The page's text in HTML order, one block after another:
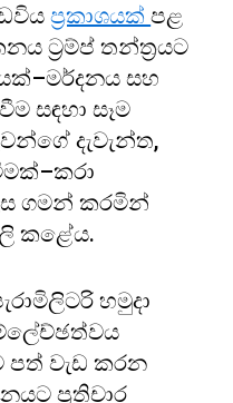
ප්‍රකාශයක්පළ
ට්‍රම්ප් තන්ත්‍රයට
සහ
සඳහා සෑම
දැවැන්ත,
ගමන් කරමින්
කළේය.
හමුදා
වැඩ කරන
ප්‍රතිචාර